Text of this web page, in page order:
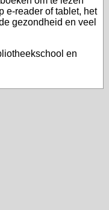
e-reader of tablet, het
gezondheid en veel
en